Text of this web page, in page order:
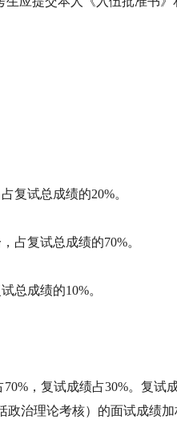
复试总成绩的20%。
占复试总成绩的70%。
总成绩的10%。
，复试成绩占30%。复试
治理论考核）的面试成绩加